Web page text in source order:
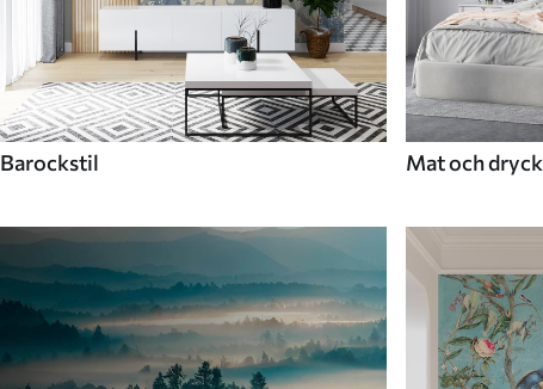
Barockstil Mat och dryck